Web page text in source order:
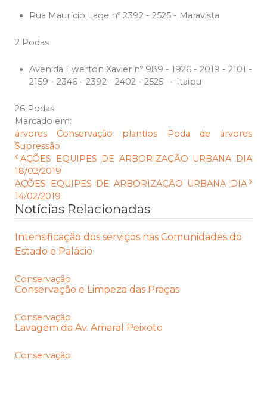
Rua Maurício Lage nº 2392 - 2525 - Maravista
2 Podas
Avenida Ewerton Xavier nº 989 - 1926 - 2019 - 2101 -
2159 - 2346 - 2392 - 2402 - 2525 - Itaipu
26 Podas
Marcado em:
árvores
Conservação plantios
Poda de árvores
Supressão
AÇÕES EQUIPES DE ARBORIZAÇÃO URBANA DIA
18/02/2019
AÇÕES EQUIPES DE ARBORIZAÇÃO URBANA DIA
14/02/2019
Notícias Relacionadas
Intensificação dos serviços nas Comunidades do
Estado e Palácio
Conservação
Conservação e Limpeza das Praças
Conservação
Lavagem da Av. Amaral Peixoto
Conservação